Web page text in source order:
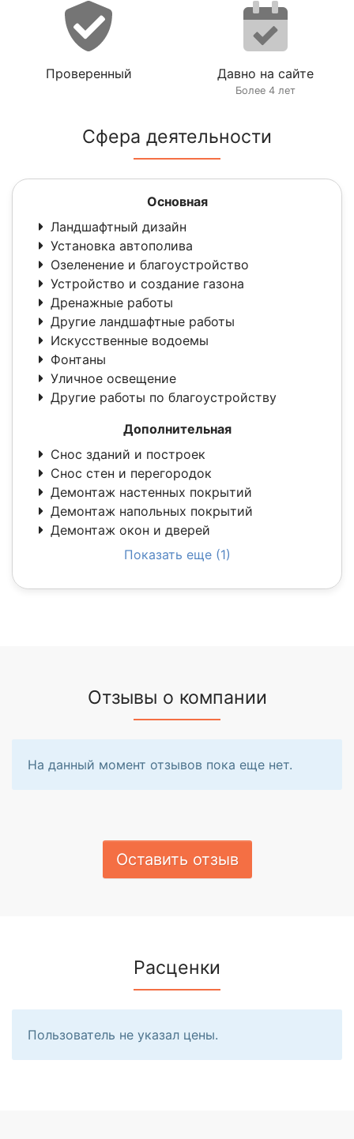
Проверенный Давно на сайте
Более 4 лет
Сфера деятельности
Основная
Ландшафтный дизайн
Установка автополива
Озеленение и благоустройство
Устройство и создание газона
Дренажные работы
Другие ландшафтные работы
Искусственные водоемы
Фонтаны
Уличное освещение
Другие работы по благоустройству
Дополнительная
Снос зданий и построек
Снос стен и перегородок
Демонтаж настенных покрытий
Демонтаж напольных покрытий
Демонтаж окон и дверей
Показать еще (1)
Отзывы о компании
На данный момент отзывов пока еще нет.
Оставить отзыв
Расценки
Пользователь не указал цены.